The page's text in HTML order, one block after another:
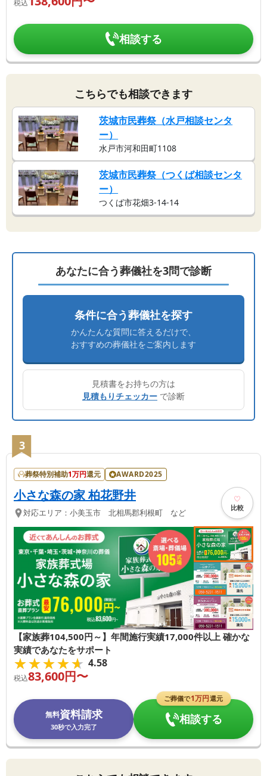
税込
相談する
こちらでも相談できます
茨城市民葬祭（水戸相談センタ
ー）
水戸市河和田町1108
茨城市民葬祭（つくば相談センタ
ー）
つくば市花畑3-14-14
あなたに合う葬儀社を3問で診断
条件に合う葬儀社を探す
かんたんな質問に答えるだけで、
おすすめの葬儀社をご案内します
見積書をお持ちの方は
見積もりチェッカー で診断
3
葬祭特別補助1万円還元 AWARD2025
小さな森の家 柏花野井
対応エリア： 小美玉市 北相馬郡利根町 など 比較
【家族葬104,500円～】年間施行実績17,000件以上 確かな
実績であなたをサポート
★★★★★
★★★★★ 4.58
税込83,600円〜
無料資料請求
30秒で入力完了
ご葬儀で1万円還元
相談する